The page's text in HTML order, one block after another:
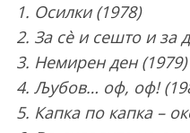
1. Осилки (1978)
2. За сè и сешто и за
3. Немирен ден (1979)
4. Љубов… оф, оф!
5. Капка по капка –